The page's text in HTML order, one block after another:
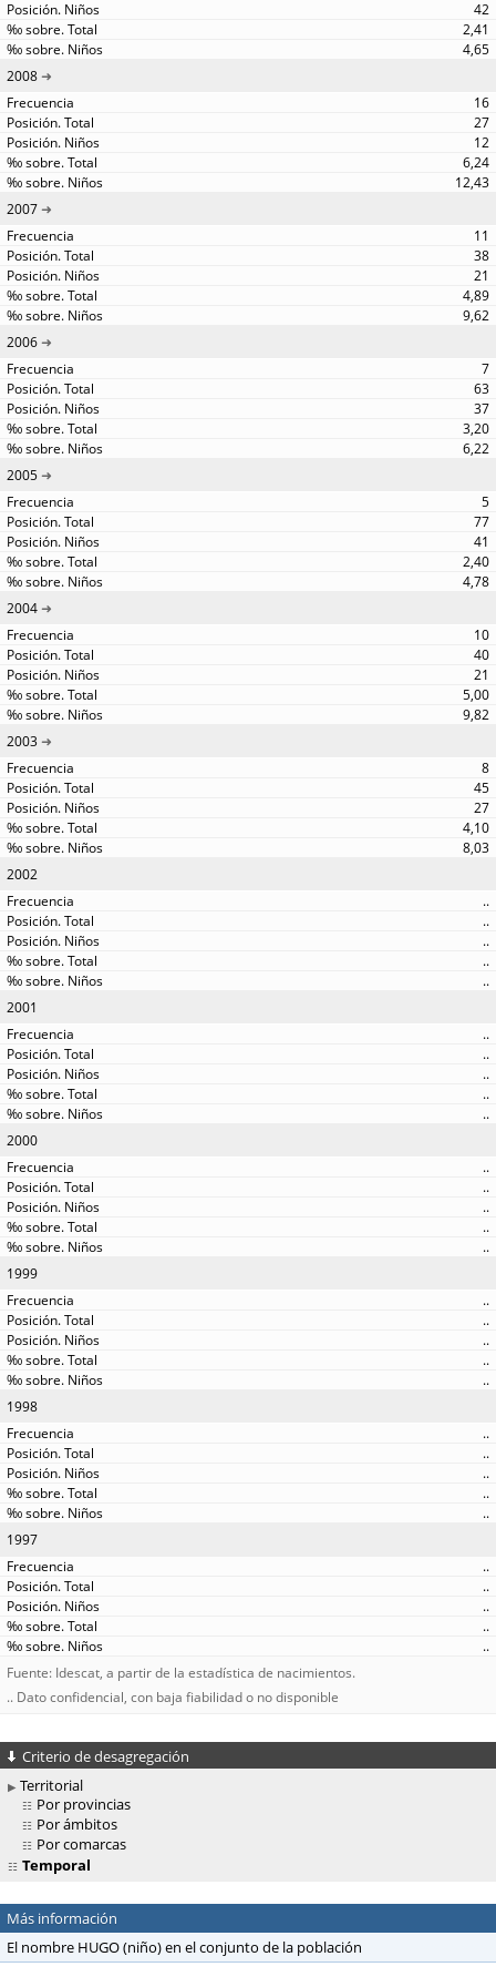
42
2,41
4,65
2008
16
27
12
6,24
12,43
2007
11
38
21
4,89
9,62
2006
7
63
37
3,20
6,22
2005
5
77
41
2,40
4,78
2004
10
40
21
5,00
9,82
2003
8
45
27
4,10
8,03
2002
..
..
..
..
..
2001
..
..
..
..
..
2000
..
..
..
..
..
1999
..
..
..
..
..
1998
..
..
..
..
..
1997
..
..
..
..
..
Fuente: Idescat, a partir de la estadística de nacimientos.
.. Dato confidencial, con baja fiabilidad o no disponible
Criterio de desagregación
Territorial
Por provincias
Por ámbitos
Por comarcas
Temporal
Más información
El nombre HUGO (niño) en el conjunto de la población